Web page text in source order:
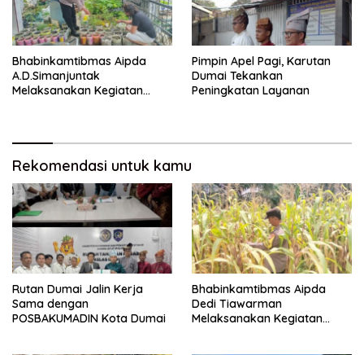
Bhabinkamtibmas Aipda
A.D.Simanjuntak
Melaksanakan Kegiatan
Pimpin Apel Pagi, Karutan
Dumai Tekankan
Peningkatan Layanan
Rekomendasi untuk kamu
Rutan Dumai Jalin Kerja
Sama dengan
POSBAKUMADIN Kota Dumai
Bhabinkamtibmas Aipda
Dedi Tiawarman
Melaksanakan Kegiatan